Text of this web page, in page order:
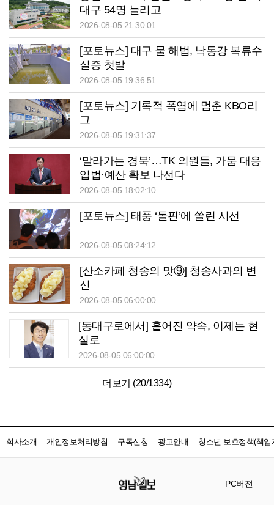
대구 54명 늘리고
2026-08-05 21:30:01
[포토뉴스] 대구 물 해법, 낙동강 복류수
실증 첫발
2026-08-05 19:36:51
[포토뉴스] 기록적 폭염에 멈춘 KBO리
그
2026-08-05 19:31:37
‘말라가는 경북’…TK 의원들, 가뭄 대응
입법·예산 확보 나선다
2026-08-05 18:02:10
[포토뉴스] 태풍 ‘돌핀’에 쏠린 시선
2026-08-05 08:24:12
[산소카페 청송의 맛⑨] 청송사과의 변
신
2026-08-05 06:00:00
[동대구로에서] 흩어진 약속, 이제는 현
실로
2026-08-05 06:00:00
더보기 (20/1334)
회사소개 개인정보처리방침 구독신청 광고안내 청소년 보호정책(책임
PC버전